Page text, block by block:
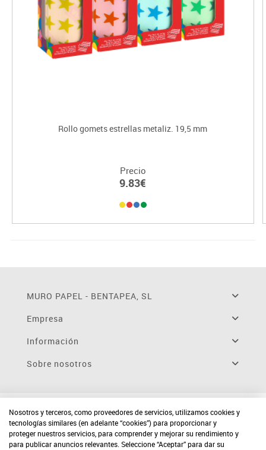
Rollo gomets estrellas metaliz. 19,5 mm
Precio
9.83€
MURO PAPEL - BENTAPEA, SL
Empresa
Información
Sobre nosotros
Nosotros y terceros, como proveedores de servicios, utilizamos cookies y
tecnologías similares (en adelante “cookies”) para proporcionar y
proteger nuestros servicios, para comprender y mejorar su rendimiento y
para publicar anuncios relevantes. Seleccione “Aceptar” para dar su